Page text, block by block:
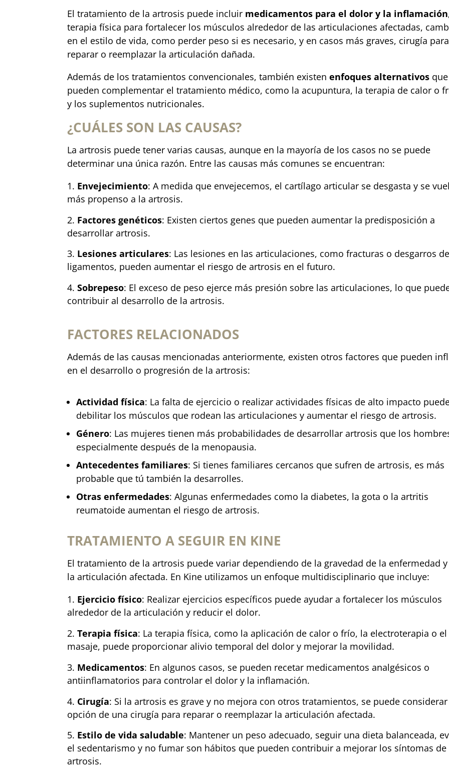
El tratamiento de la artrosis puede incluir medicamentos para el dolor y la inflamación
terapia física para fortalecer los músculos alrededor de las articulaciones afectadas,
en el estilo de vida, como perder peso si es necesario, y en casos más graves, cirugía para
reparar o reemplazar la articulación dañada.
Además de los tratamientos convencionales, también existenenfoques alternativos que
pueden complementar el tratamiento médico, como la acupuntura, la terapia de calor o
y los suplementos nutricionales.
¿CUÁLES SON LAS CAUSAS?
La artrosis puede tener varias causas, aunque en la mayoría de los casos no se puede
determinar una única razón. Entre las causas más comunes se encuentran:
Envejecimiento: A medida que envejecemos, el cartílago articular se desgasta y se
más propenso a la artrosis.
Factores genéticos: Existen ciertos genes que pueden aumentar la predisposición a
desarrollar artrosis.
Lesiones articulares: Las lesiones en las articulaciones, como fracturas o desgarros de
ligamentos, pueden aumentar el riesgo de artrosis en el futuro.
Sobrepeso: El exceso de peso ejerce más presión sobre las articulaciones, lo que
contribuir al desarrollo de la artrosis.
FACTORES RELACIONADOS
Además de las causas mencionadas anteriormente, existen otros factores que pueden
en el desarrollo o progresión de la artrosis:
Actividad física: La falta de ejercicio o realizar actividades físicas de alto impacto
debilitar los músculos que rodean las articulaciones y aumentar el riesgo de artrosis.
Género: Las mujeres tienen más probabilidades de desarrollar artrosis que los
especialmente después de la menopausia.
Antecedentes familiares: Si tienes familiares cercanos que sufren de artrosis, es más
probable que tú también la desarrolles.
Otras enfermedades: Algunas enfermedades como la diabetes, la gota o la artritis
reumatoide aumentan el riesgo de artrosis.
TRATAMIENTO A SEGUIR EN KINE
El tratamiento de la artrosis puede variar dependiendo de la gravedad de la enfermedad
la articulación afectada. En Kine utilizamos un enfoque multidisciplinario que incluye:
Ejercicio físico: Realizar ejercicios específicos puede ayudar a fortalecer los músculos
alrededor de la articulación y reducir el dolor.
Terapia física: La terapia física, como la aplicación de calor o frío, la electroterapia o el
masaje, puede proporcionar alivio temporal del dolor y mejorar la movilidad.
Medicamentos: En algunos casos, se pueden recetar medicamentos analgésicos o
antiinflamatorios para controlar el dolor y la inflamación.
Cirugía: Si la artrosis es grave y no mejora con otros tratamientos, se puede
opción de una cirugía para reparar o reemplazar la articulación afectada.
Estilo de vida saludable: Mantener un peso adecuado, seguir una dieta balanceada,
el sedentarismo y no fumar son hábitos que pueden contribuir a mejorar los síntomas de
artrosis.